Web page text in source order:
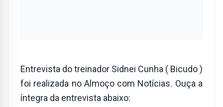
Entrevista do treinador Sidnei Cunha ( Bicudo )
foi realizada no Almoço com Notícias. Ouça a
íntegra da entrevista abaixo: